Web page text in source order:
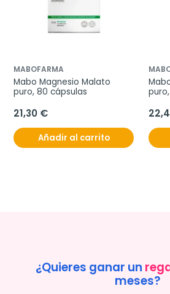
MABOFARMA
Mabo Magnesio Malato
puro, 80 cápsulas
21,30 €
Añadir al carrito
¿Quieres ganar un
meses?